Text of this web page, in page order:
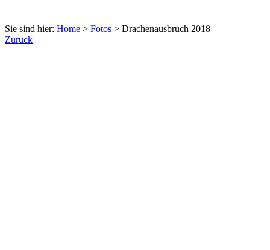
Sie sind hier: Home > Fotos > Drachenausbruch 2018
Zurück